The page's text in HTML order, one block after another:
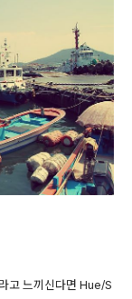
고 느끼신다면 Hue/S